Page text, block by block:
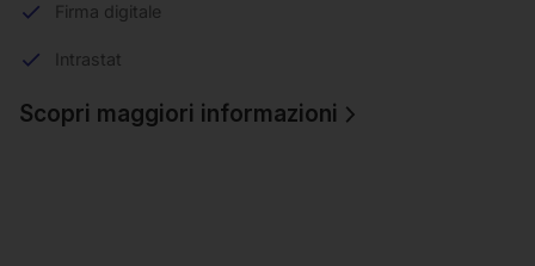
Firma digitale
Intrastat
Scopri maggiori informazioni